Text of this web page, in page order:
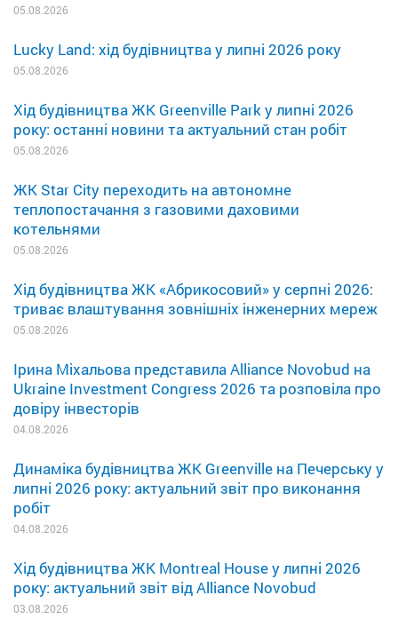
05.08.2026
Lucky Land: хід будівництва у липні 2026 року
05.08.2026
Хід будівництва ЖК Greenville Park у липні 2026
року: останні новини та актуальний стан робіт
05.08.2026
ЖК Star City переходить на автономне
теплопостачання з газовими даховими
котельнями
05.08.2026
Хід будівництва ЖК «Абрикосовий» у серпні 2026:
триває влаштування зовнішніх інженерних мереж
05.08.2026
Ірина Міхальова представила Alliance Novobud на
Ukraine Investment Congress 2026 та розповіла про
довіру інвесторів
04.08.2026
Динаміка будівництва ЖК Greenville на Печерську у
липні 2026 року: актуальний звіт про виконання
робіт
04.08.2026
Хід будівництва ЖК Montreal House у липні 2026
року: актуальний звіт від Alliance Novobud
03.08.2026